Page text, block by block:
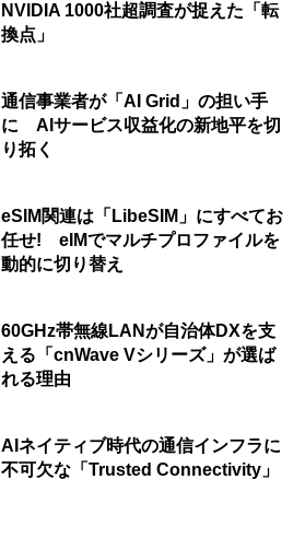
NVIDIA 1000社超調査が捉えた「転
換点」
通信事業者が「AI Grid」の担い手
に AIサービス収益化の新地平を切
り拓く
eSIM関連は「LibeSIM」にすべてお
任せ! eIMでマルチプロファイルを
動的に切り替え
60GHz帯無線LANが自治体DXを支
える「cnWave Vシリーズ」が選ば
れる理由
AIネイティブ時代の通信インフラに
不可欠な「Trusted Connectivity」